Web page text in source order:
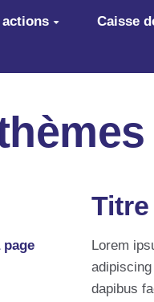
actions Caisse
page
Titre
Lorem
dapibus